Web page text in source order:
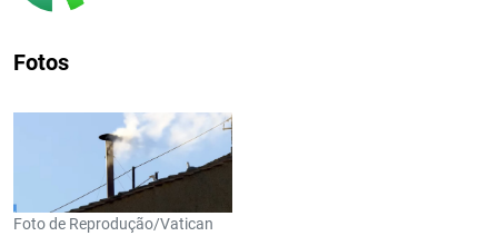
Fotos
Foto de Reprodução/Vatican